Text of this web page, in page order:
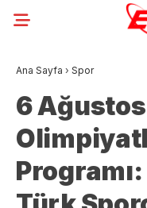
Ana Sayfa › Spor
6